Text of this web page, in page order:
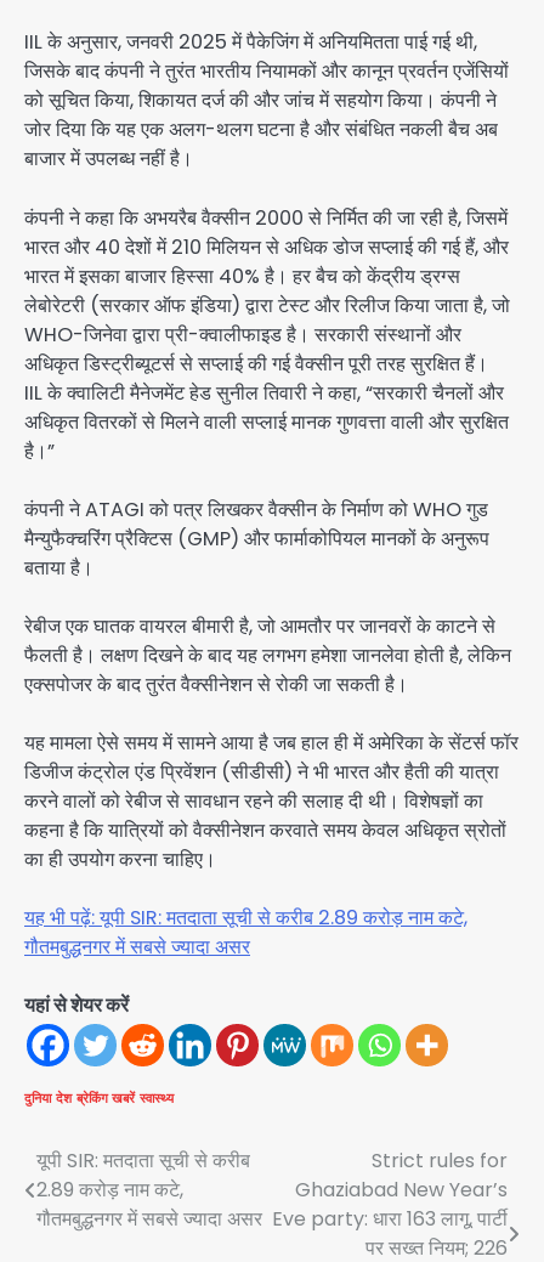
IIL के अनुसार, जनवरी 2025 में पैकेजिंग में अनियमितता पाई गई थी,
जिसके बाद कंपनी ने तुरंत भारतीय नियामकों और कानून प्रवर्तन एजेंसियों
को सूचित किया, शिकायत दर्ज की और जांच में सहयोग किया। कंपनी ने
जोर दिया कि यह एक अलग-थलग घटना है और संबंधित नकली बैच अब
बाजार में उपलब्ध नहीं है।
कंपनी ने कहा कि अभयरैब वैक्सीन 2000 से निर्मित की जा रही है, जिसमें
भारत और 40 देशों में 210 मिलियन से अधिक डोज सप्लाई की गई हैं, और
भारत में इसका बाजार हिस्सा 40% है। हर बैच को केंद्रीय ड्रग्स
लेबोरेटरी (सरकार ऑफ इंडिया) द्वारा टेस्ट और रिलीज किया जाता है, जो
WHO-जिनेवा द्वारा प्री-क्वालीफाइड है। सरकारी संस्थानों और
अधिकृत डिस्ट्रीब्यूटर्स से सप्लाई की गई वैक्सीन पूरी तरह सुरक्षित हैं।
IIL के क्वालिटी मैनेजमेंट हेड सुनील तिवारी ने कहा, “सरकारी चैनलों और
अधिकृत वितरकों से मिलने वाली सप्लाई मानक गुणवत्ता वाली और सुरक्षित
है।”
कंपनी ने ATAGI को पत्र लिखकर वैक्सीन के निर्माण को WHO गुड
मैन्युफैक्चरिंग प्रैक्टिस (GMP) और फार्माकोपियल मानकों के अनुरूप
बताया है।
रेबीज एक घातक वायरल बीमारी है, जो आमतौर पर जानवरों के काटने से
फैलती है। लक्षण दिखने के बाद यह लगभग हमेशा जानलेवा होती है, लेकिन
एक्सपोजर के बाद तुरंत वैक्सीनेशन से रोकी जा सकती है।
यह मामला ऐसे समय में सामने आया है जब हाल ही में अमेरिका के सेंटर्स फॉर
डिजीज कंट्रोल एंड प्रिवेंशन (सीडीसी) ने भी भारत और हैती की यात्रा
करने वालों को रेबीज से सावधान रहने की सलाह दी थी। विशेषज्ञों का
कहना है कि यात्रियों को वैक्सीनेशन करवाते समय केवल अधिकृत स्रोतों
का ही उपयोग करना चाहिए।
यह भी पढ़ें: यूपी SIR: मतदाता सूची से करीब 2.89 करोड़ नाम कटे,
गौतमबुद्धनगर में सबसे ज्यादा असर
यहां से शेयर करें
दुनिया देश ब्रेकिंग खबरें स्वास्थ्य
Post
navigation
यूपी SIR: मतदाता सूची से करीब
2.89 करोड़ नाम कटे,
गौतमबुद्धनगर में सबसे ज्यादा असर
Strict rules for
Ghaziabad New Year’s
Eve party: धारा 163 लागू, पार्टी
पर सख्त नियम; 226